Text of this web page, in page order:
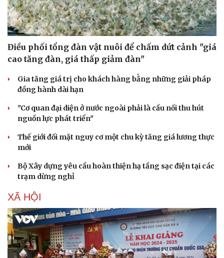
Tư vấn
Săn Tour
check-in
Câu chuyện thời sự
Cửa sổ tình yêu
Kể chuyện cho bé
Điều phối tổng đàn vật nuôi để chấm dứt cảnh "giá
cao tăng đàn, giá thấp giảm đàn"
Gia tăng giá trị cho khách hàng bằng những giải pháp
đồng hành dài hạn
"Cơ quan đại diện ở nước ngoài phải là cầu nối thu hút
nguồn lực phát triển"
Thế giới đối mặt nguy cơ một chu kỳ tăng giá lương thực
mới
Bộ Xây dựng yêu cầu hoàn thiện hạ tầng sạc điện tại các
trạm dừng nghỉ
XÃ HỘI